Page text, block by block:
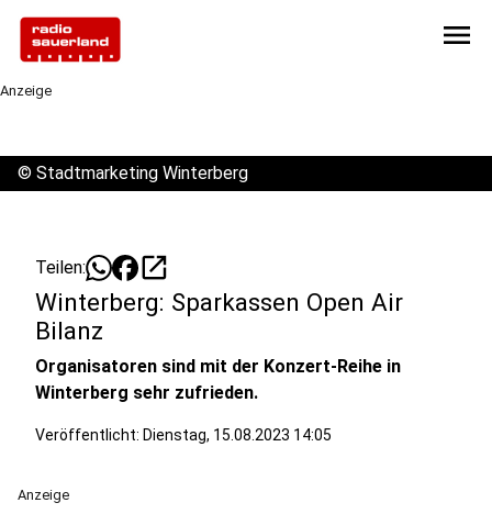
menu
Anzeige
© Stadtmarketing Winterberg
Teilen: open_in_new
Winterberg: Sparkassen Open Air
Bilanz
Organisatoren sind mit der Konzert-Reihe in
Winterberg sehr zufrieden.
Veröffentlicht: Dienstag, 15.08.2023 14:05
Anzeige